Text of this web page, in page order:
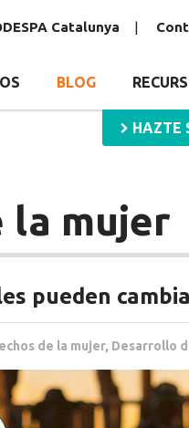
Catalunya
BLOG
HAZTE
la mujer
pueden
de la mujer, Desarrollo